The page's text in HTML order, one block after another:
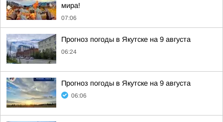
мира!
07:06
Прогноз погоды в Якутске на 9 августа
06:24
Прогноз погоды в Якутске на 9 августа
06:06